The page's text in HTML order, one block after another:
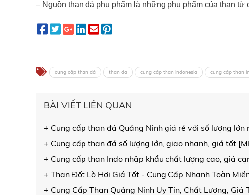
– Nguồn than đá phụ phẩm là những phụ phẩm của than từ
cung cấp than đá than da cung cấp than indonesia cung cấp than
BÀI VIẾT LIÊN QUAN
+ Cung cấp than đá Quảng Ninh giá rẻ với số lượng lớn
+ Cung cấp than đá số lượng lớn, giao nhanh, giá tốt
+ Cung cấp than Indo nhập khẩu chất lượng cao, giá
+ Than Đốt Lò Hơi Giá Tốt - Cung Cấp Nhanh Toàn
+ Cung Cấp Than Quảng Ninh Uy Tín, Chất Lượng, Giá